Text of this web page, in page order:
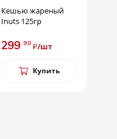
Кешью жареный
Inuts 125гр
299 90 ₽/шт
Купить